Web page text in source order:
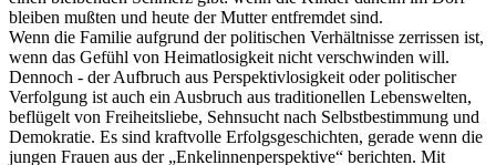
bleiben mußten und heute der Mutter entfremdet sind.
Wenn die Familie aufgrund der politischen Verhältnisse zerrissen ist,
wenn das Gefühl von Heimatlosigkeit nicht verschwinden will.
Dennoch - der Aufbruch aus Perspektivlosigkeit oder politischer
Verfolgung ist auch ein Ausbruch aus traditionellen Lebenswelten,
beflügelt von Freiheitsliebe, Sehnsucht nach Selbstbestimmung und
Demokratie. Es sind kraftvolle Erfolgsgeschichten, gerade wenn die
jungen Frauen aus der „Enkelinnenperspektive“ berichten. Mit